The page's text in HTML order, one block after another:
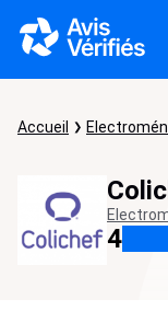
Accueil
4